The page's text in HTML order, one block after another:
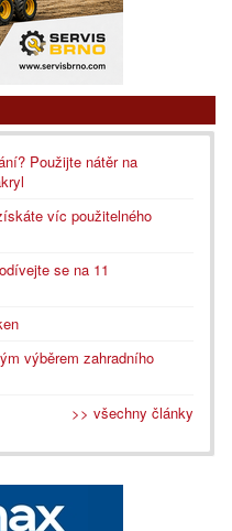
Použijte nátěr na
víc použitelného
se na 11
výběrem zahradního
>> všechny články